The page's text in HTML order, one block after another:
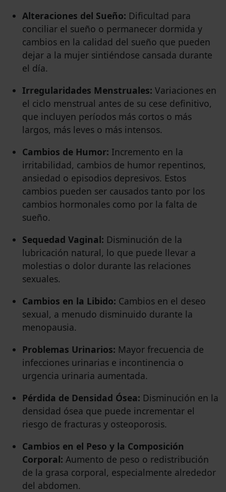
Alteraciones del Sueño: Dificultad para
conciliar el sueño o permanecer dormida y
cambios en la calidad del sueño que pueden
dejar a la mujer sintiéndose cansada durante
el día.
Irregularidades Menstruales: Variaciones en
el ciclo menstrual antes de su cese definitivo,
que incluyen períodos más cortos o más
largos, más leves o más intensos.
Cambios de Humor: Incremento en la
irritabilidad, cambios de humor repentinos,
ansiedad o episodios depresivos. Estos
cambios pueden ser causados tanto por los
cambios hormonales como por la falta de
sueño.
Sequedad Vaginal: Disminución de la
lubricación natural, lo que puede llevar a
molestias o dolor durante las relaciones
sexuales.
Cambios en la Libido: Cambios en el deseo
sexual, a menudo disminuido durante la
menopausia.
Problemas Urinarios: Mayor frecuencia de
infecciones urinarias e incontinencia o
urgencia urinaria aumentada.
Pérdida de Densidad Ósea: Disminución en la
densidad ósea que puede incrementar el
riesgo de fracturas y osteoporosis.
Cambios en el Peso y la Composición
Corporal: Aumento de peso o redistribución
de la grasa corporal, especialmente alrededor
del abdomen.